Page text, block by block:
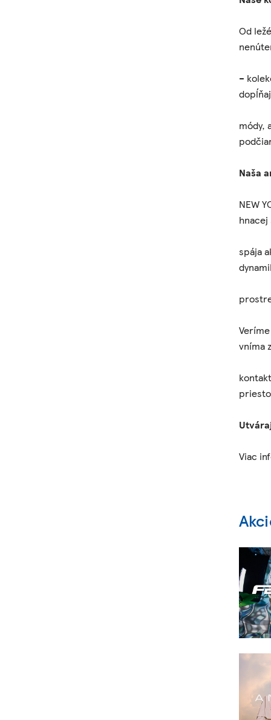
Od
–
módy,
Naša
NEW
hnacej
spája
vníma
Viac